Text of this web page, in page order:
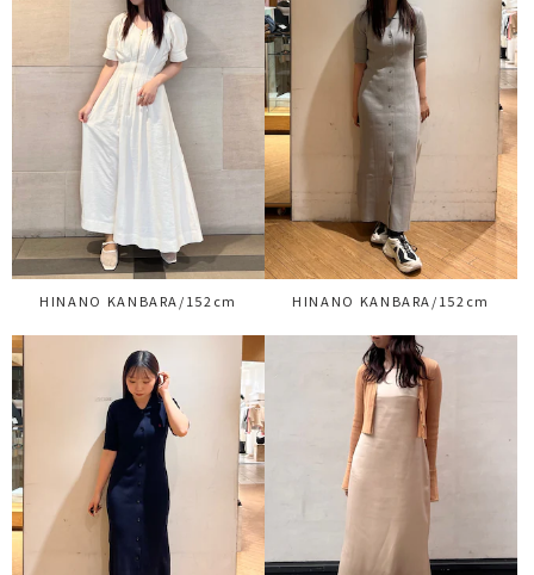
HINANO KANBARA/152cm HINANO KANBARA/152cm